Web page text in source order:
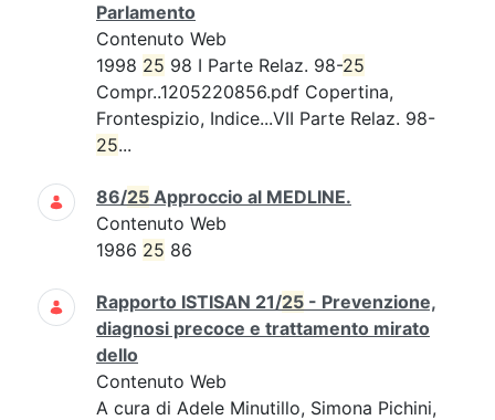
Parlamento
Contenuto Web
1998 25 98 I Parte Relaz. 98-25
Compr..1205220856.pdf Copertina,
Frontespizio, Indice...VII Parte Relaz. 98-
25...
86/25 Approccio al MEDLINE.
Contenuto Web
1986 25 86
Rapporto ISTISAN 21/25 - Prevenzione,
diagnosi precoce e trattamento mirato
dello
Contenuto Web
A cura di Adele Minutillo, Simona Pichini,